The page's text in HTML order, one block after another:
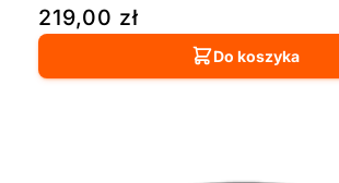
219,00 zł
Do koszyka